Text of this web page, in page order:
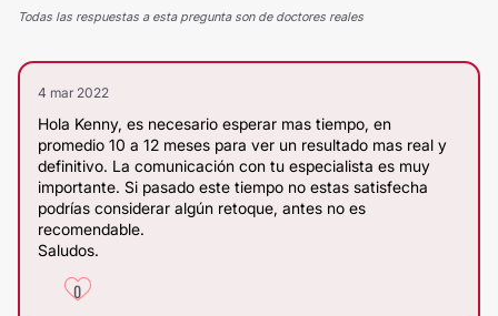
Todas las respuestas a esta pregunta son de doctores reales
4 mar 2022
Hola Kenny, es necesario esperar mas tiempo, en
promedio 10 a 12 meses para ver un resultado mas real y
definitivo. La comunicación con tu especialista es muy
importante. Si pasado este tiempo no estas satisfecha
podrías considerar algún retoque, antes no es
recomendable.
Saludos.
0